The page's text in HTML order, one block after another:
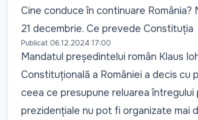
Cine conduce în continuare România?
21 decembrie. Ce prevede Constituția
Publicat 06.12.2024 17:00
Mandatul președintelui român Klaus
Constituțională a României a decis cu
ceea ce presupune reluarea
prezidențiale nu pot fi organizate mai